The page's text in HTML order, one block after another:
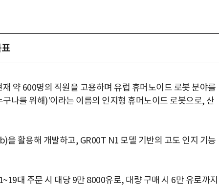
약 600명의 직원을 고용하며 유럽 휴머노이드 로봇 분야를
나를 위해)'이라는 이름의 인지형 휴머노이드 로봇으로, 산
활용해 개발하고, GR00T N1 모델 기반의 고도 인지 기능
대 주문 시 대당 9만 8000유로, 대량 구매 시 6만 유로까지